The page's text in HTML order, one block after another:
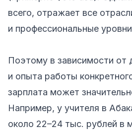
всего, отражает все
и профессиональные
Поэтому в зависимости от
и опыта работы
зарплата может
Например, у учителя в
около 22–24 тыс. рублей в